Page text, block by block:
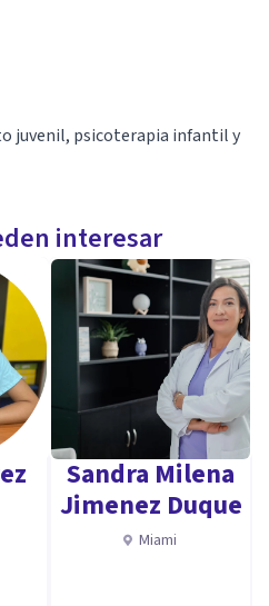
juvenil, psicoterapia infantil y
interesar
Sandra Milena
Jimenez Duque
Miami